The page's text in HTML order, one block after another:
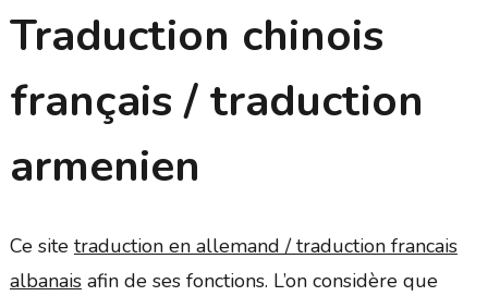
Traduction chinois
français / traduction
armenien
Ce site traduction en allemand / traduction francais
albanaisafin de ses fonctions. L’on considère que